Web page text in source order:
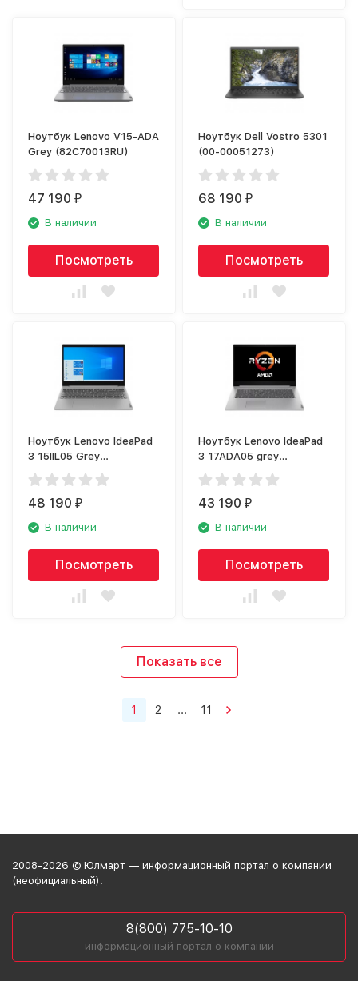
Ноутбук Lenovo V15-ADA
Grey (82C70013RU)
47 190₽
В наличии
Посмотреть
Ноутбук Dell Vostro 5301
(00-00051273)
68 190₽
В наличии
Посмотреть
Ноутбук Lenovo IdeaPad
3 15IIL05 Grey
(81WE007FRK)
48 190₽
В наличии
Посмотреть
Ноутбук Lenovo IdeaPad
3 17ADA05 grey
(81W2009LRK)
43 190₽
В наличии
Посмотреть
Показать все
1 2 ... 11
2008-2026 © Юлмарт — информационный портал о компании
(неофициальный).
8(800) 775-10-10
информационный портал о компании